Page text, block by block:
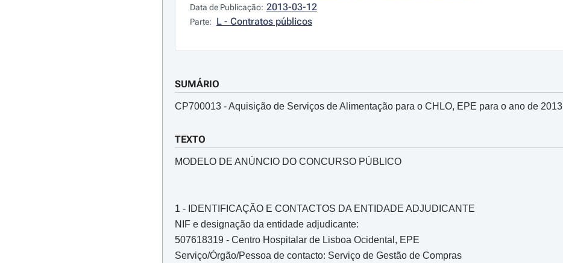
Data de Publicação: 2013-03-12
Parte: L - Contratos públicos
SUMÁRIO
CP700013 - Aquisição de Serviços de Alimentação para o CHLO, EPE para o ano de 2013
TEXTO
MODELO DE ANÚNCIO DO CONCURSO PÚBLICO
1 - IDENTIFICAÇÃO E CONTACTOS DA ENTIDADE ADJUDICANTE
NIF e designação da entidade adjudicante:
507618319 - Centro Hospitalar de Lisboa Ocidental, EPE
Serviço/Órgão/Pessoa de contacto: Serviço de Gestão de Compras